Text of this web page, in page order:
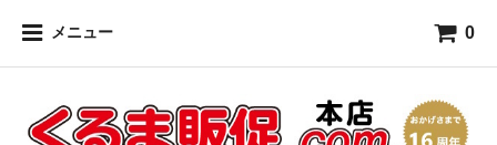
メニュー 0